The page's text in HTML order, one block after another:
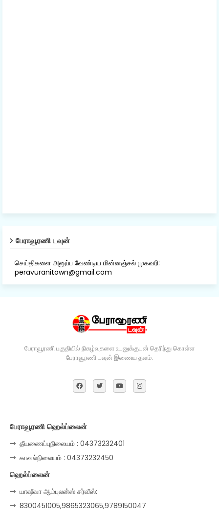
பேராவூரணி டவுன்
செய்திகளை அனுப்ப வேண்டிய மின்னஞ்சல் முகவரி:
peravuranitown@gmail.com
பேராவூரணி பகுதியில் நிகழ்வுகளை உடனுக்குடன் தெரிந்து கொள்ள
பேராவூரணி டவுன் இணைய தளம்.
பேராவூரணி ஹெல்ப்லைன்
தீயணைப்புநிலையம் : 04373232401
காவல்நிலையம் : 04373232450
ஹெல்ப்லைன்
யாஷீவா ஆம்புலன்ஸ் சர்வீஸ்:
8300451005,9865323065,9789150047